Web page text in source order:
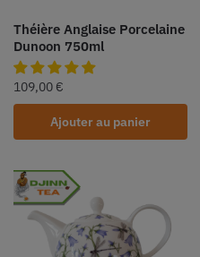
Théière Anglaise Porcelaine
Dunoon 750ml
109,00 €
Ajouter au panier